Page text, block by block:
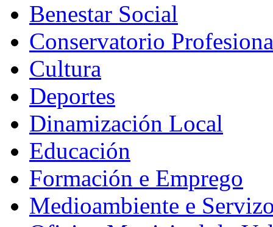
Benestar Social
Conservatorio
Cultura
Deportes
Dinamización Local
Educación
Formación e Emprego
Medioambiente e